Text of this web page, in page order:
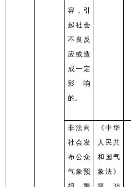
容，引
起社会
不良反
应或造
成一定
影响
的。
非法向
社会发
布公众
气象预
《中华
人民共
和国气
象法》